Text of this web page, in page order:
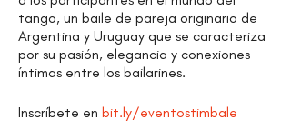
tango, un baile de pareja originario de
Argentina y Uruguay que se caracteriza
por su pasión, elegancia y conexiones
íntimas entre los bailarines.
Inscríbete en bit.ly/eventostimbale